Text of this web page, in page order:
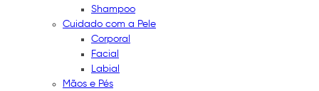
Shampoo
Cuidado com a Pele
Corporal
Facial
Labial
Mãos e Pés